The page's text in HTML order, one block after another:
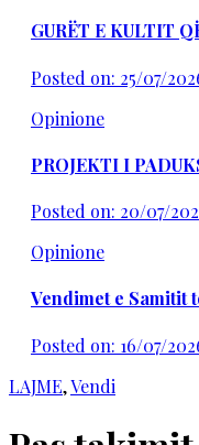
GURËT E KULTIT
Posted on: 25/07/
Opinione
PROJEKTI I
Posted on: 20/07/
Opinione
Vendimet e Samitit
Posted on: 16/07/
LAJME,Vendi